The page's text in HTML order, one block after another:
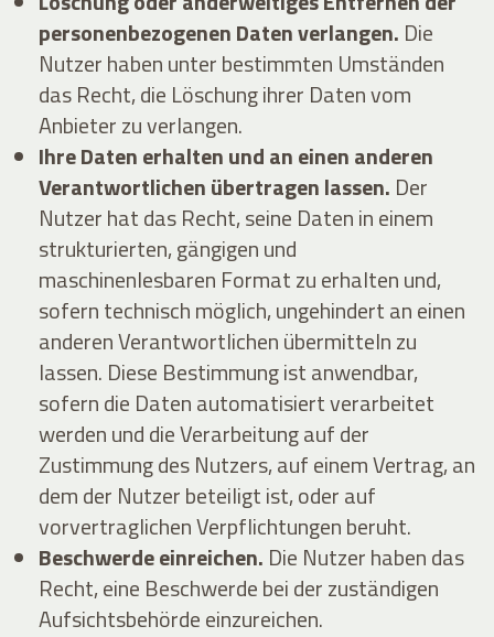
personenbezogenen Daten verlangen. Die
Nutzer haben unter bestimmten Umständen
das Recht, die Löschung ihrer Daten vom
Anbieter zu verlangen.
Ihre Daten erhalten und an einen anderen
Verantwortlichen übertragen lassen. Der
Nutzer hat das Recht, seine Daten in einem
strukturierten, gängigen und
maschinenlesbaren Format zu erhalten und,
sofern technisch möglich, ungehindert an einen
anderen Verantwortlichen übermitteln zu
lassen. Diese Bestimmung ist anwendbar,
sofern die Daten automatisiert verarbeitet
werden und die Verarbeitung auf der
Zustimmung des Nutzers, auf einem Vertrag, an
dem der Nutzer beteiligt ist, oder auf
vorvertraglichen Verpflichtungen beruht.
Beschwerde einreichen. Die Nutzer haben das
Recht, eine Beschwerde bei der zuständigen
Aufsichtsbehörde einzureichen.